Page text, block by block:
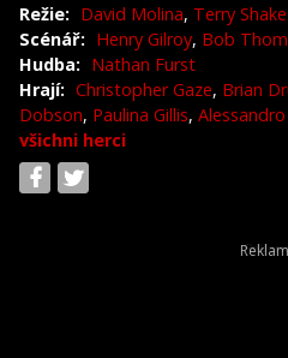
Režie: David Molina, Terry
Scénář: Henry Gilroy, Bob
Hudba: Nathan Furst
Hrají: Christopher Gaze, Brian
Dobson, Paulina Gillis, Alessandro
všichni herci